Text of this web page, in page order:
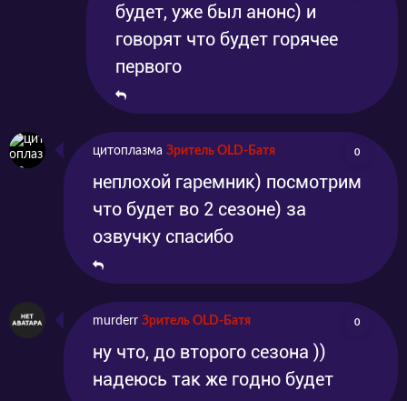
будет, уже был анонс) и
говорят что будет горячее
первого
цитоплазма Зритель OLD-Батя 0
неплохой гаремник) посмотрим
что будет во 2 сезоне) за
озвучку спасибо
murderr Зритель OLD-Батя 0
ну что, до второго сезона ))
надеюсь так же годно будет